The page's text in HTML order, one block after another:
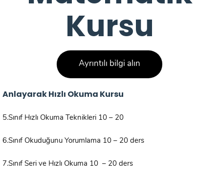
Kursu
Ayrıntılı bilgi alın
Anlayarak Hızlı Okuma Kursu
5.Sınıf Hızlı Okuma Teknikleri 10 – 20
6.Sınıf Okuduğunu Yorumlama 10 – 20 ders
7.Sınıf Seri ve Hızlı Okuma 10 – 20 ders